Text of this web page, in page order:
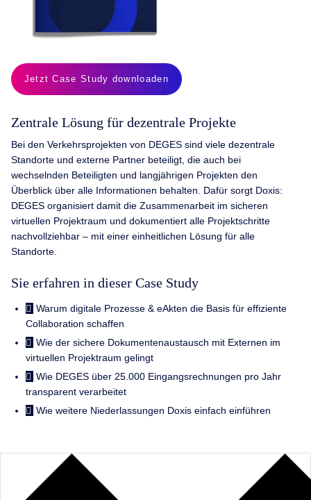
Jetzt Case Study downloaden
Zentrale Lösung für dezentrale Projekte
Bei den Verkehrsprojekten von DEGES sind viele dezentrale
Standorte und externe Partner beteiligt, die auch bei
wechselnden Beteiligten und langjährigen Projekten den
Überblick über alle Informationen behalten. Dafür sorgt Doxis:
DEGES organisiert damit die Zusammenarbeit im sicheren
virtuellen Projektraum und dokumentiert alle Projektschritte
nachvollziehbar – mit einer einheitlichen Lösung für alle
Standorte.
Sie erfahren in dieser Case Study
Warum digitale Prozesse & eAkten die Basis für effiziente
Collaboration schaffen
Wie der sichere Dokumentenaustausch mit Externen im
virtuellen Projektraum gelingt
Wie DEGES über 25.000 Eingangs­rech­nungen pro Jahr
transparent verarbeitet
Wie weitere Niederlassungen Doxis einfach einführen